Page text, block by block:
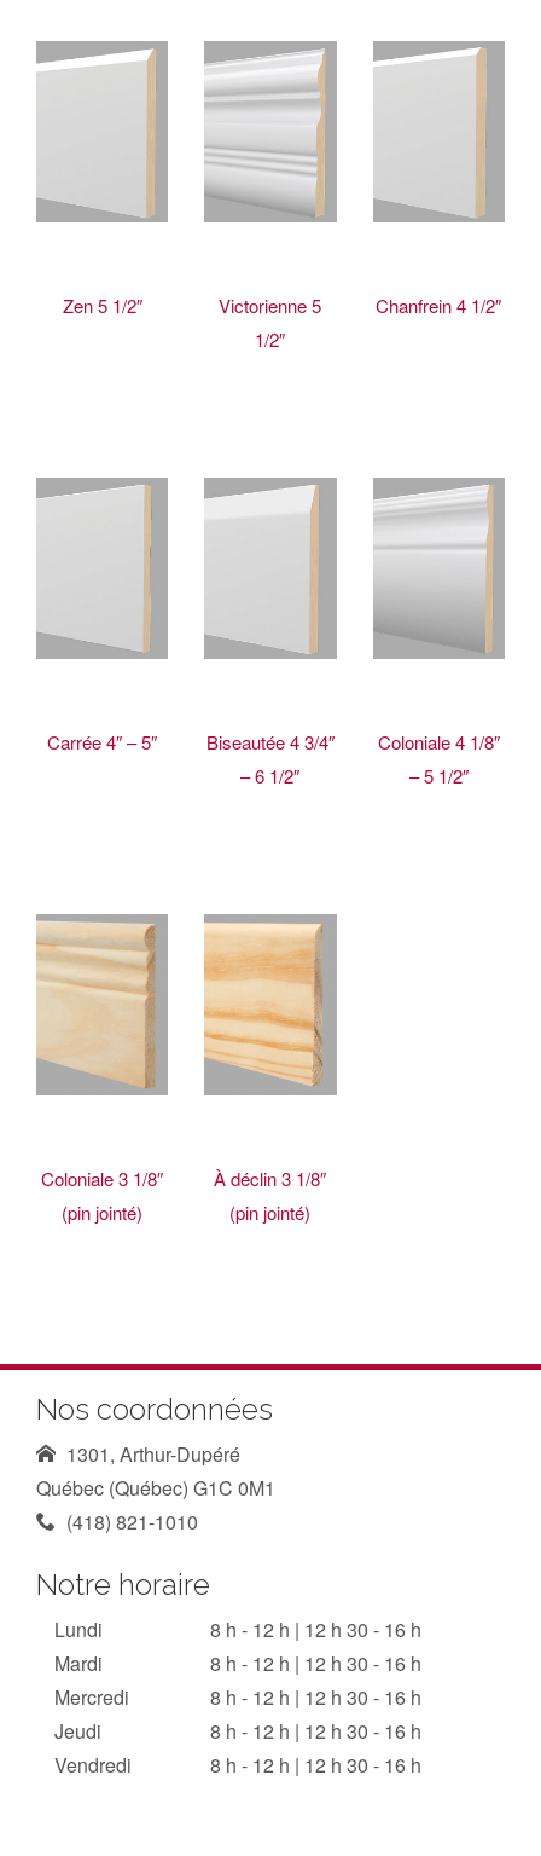
Zen 5 1/2″
Victorienne 5
1/2″
Chanfrein 4 1/2″
Carrée 4″ – 5″
Biseautée 4 3/4″
– 6 1/2″
Coloniale 4 1/8″
– 5 1/2″
Coloniale 3 1/8″
(pin jointé)
À déclin 3 1/8″
(pin jointé)
Nos coordonnées
1301, Arthur-Dupéré
Québec (Québec) G1C 0M1
(418) 821-1010
Notre horaire
Lundi
Mardi
Mercredi
Jeudi
Vendredi
8 h - 12 h | 12 h 30 - 16 h
8 h - 12 h | 12 h 30 - 16 h
8 h - 12 h | 12 h 30 - 16 h
8 h - 12 h | 12 h 30 - 16 h
8 h - 12 h | 12 h 30 - 16 h